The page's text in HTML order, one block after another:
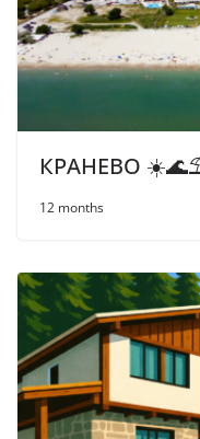
КРАНЕВО
12 months